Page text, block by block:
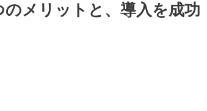
メリットと、導入を成功